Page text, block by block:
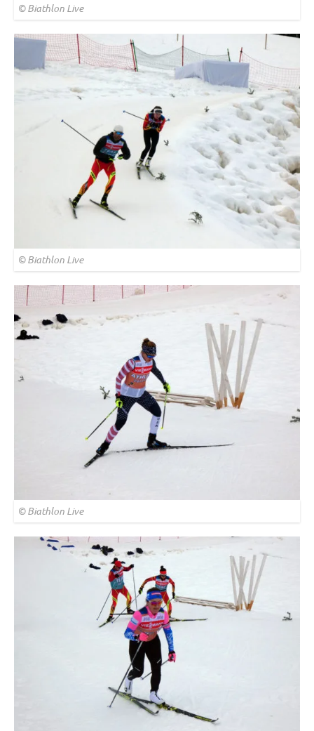
© Biathlon Live
© Biathlon Live
© Biathlon Live